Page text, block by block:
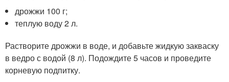
дрожжи 100 г;
теплую воду 2 л.
Растворите дрожжи в воде, и добавьте жидкую закваску
в ведро с водой (8 л). Подождите 5 часов и проведите
корневую подпитку.